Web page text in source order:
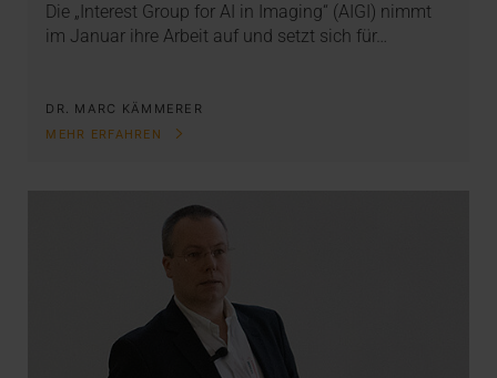
Die „Interest Group for AI in Imaging“ (AIGI) nimmt
im Januar ihre Arbeit auf und setzt sich für…
DR. MARC KÄMMERER
MEHR ERFAHREN